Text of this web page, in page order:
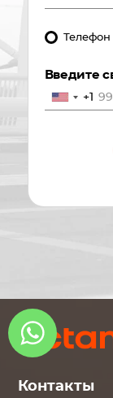
Телефон
Введите
+1
Контакты